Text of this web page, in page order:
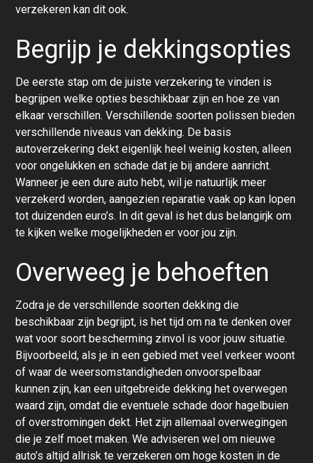
verzekeren kan dit ook.
Begrijp je dekkingsopties
De eerste stap om de juiste verzekering te vinden is
begrijpen welke opties beschikbaar zijn en hoe ze van
elkaar verschillen. Verschillende soorten polissen bieden
verschillende niveaus van dekking. De basis
autoverzekering dekt eigenlijk heel weinig kosten, alleen
voor ongelukken en schade dat je bij andere aanricht.
Wanneer je een dure auto hebt, wil je natuurlijk meer
verzekerd worden, aangezien reparatie vaak op kan lopen
tot duizenden euro’s. In dit geval is het dus belangirjk om
te kijken welke mogelijkheden er voor jou zijn.
Overweeg je behoeften
Zodra je de verschillende soorten dekking die
beschikbaar zijn begrijpt, is het tijd om na te denken over
wat voor soort bescherming zinvol is voor jouw situatie.
Bijvoorbeeld, als je in een gebied met veel verkeer woont
of waar de weersomstandigheden onvoorspelbaar
kunnen zijn, kan een uitgebreide dekking het overwegen
waard zijn, omdat die eventuele schade door hagelbuien
of overstromingen dekt. Het zijn allemaal overwegingen
die je zelf moet maken. We adviseren wel om nieuwe
auto’s altijd allrisk te verzekeren om hoge kosten in de